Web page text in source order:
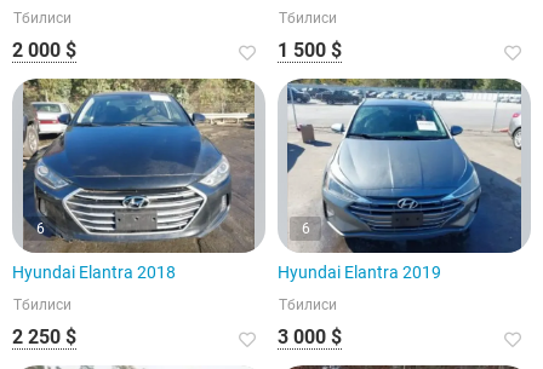
Тбилиси
2 000 $
Тбилиси
1 500 $
6
Hyundai Elantra 2018
Тбилиси
2 250 $
6
Hyundai Elantra 2019
Тбилиси
3 000 $